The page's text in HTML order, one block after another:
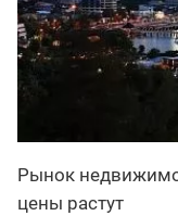
Рынок
цены растут